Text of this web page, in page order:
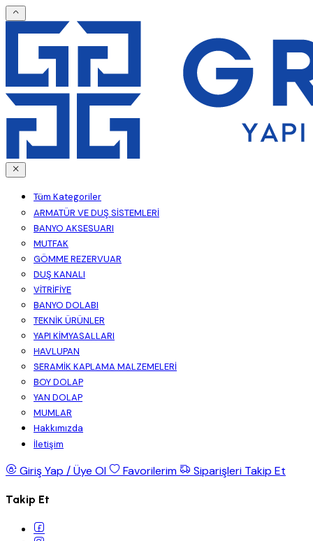
Tüm Kategoriler
ARMATÜR VE DUŞ SİSTEMLERİ
BANYO AKSESUARI
MUTFAK
GÖMME REZERVUAR
DUŞ KANALI
VİTRİFİYE
BANYO DOLABI
TEKNİK ÜRÜNLER
YAPI KİMYASALLARI
HAVLUPAN
SERAMİK KAPLAMA MALZEMELERİ
BOY DOLAP
YAN DOLAP
MUMLAR
Hakkımızda
İletişim
Giriş Yap / Üye Ol Favorilerim Siparişleri Takip Et
Takip Et